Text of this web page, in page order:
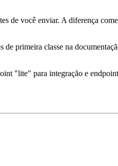
de você enviar. A diferença
primeira classe na
"lite" para integração e